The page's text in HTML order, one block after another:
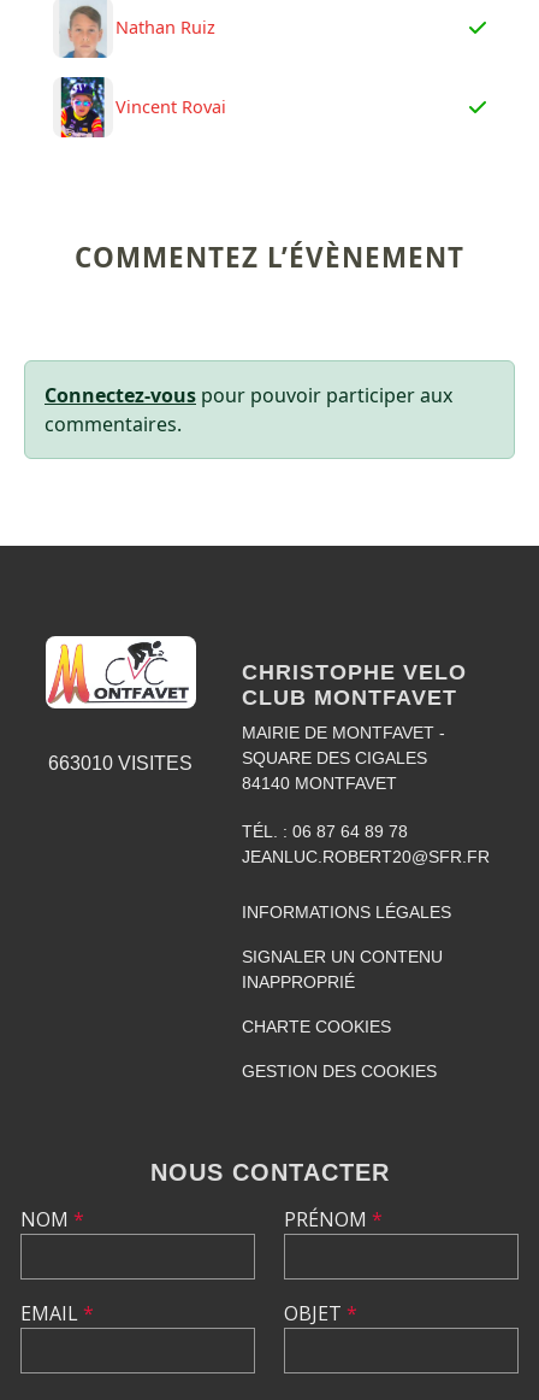
Nathan Ruiz
Vincent Rovai
COMMENTEZ L’ÉVÈNEMENT
Connectez-vous pour pouvoir participer aux
commentaires.
663010 VISITES
CHRISTOPHE VELO
CLUB MONTFAVET
MAIRIE DE MONTFAVET -
SQUARE DES CIGALES
84140 MONTFAVET
TÉL. : 06 87 64 89 78
JEANLUC.ROBERT20@SFR.FR
INFORMATIONS LÉGALES
SIGNALER UN CONTENU
INAPPROPRIÉ
CHARTE COOKIES
GESTION DES COOKIES
NOUS CONTACTER
NOM *
EMAIL*
PRÉNOM *
OBJET *